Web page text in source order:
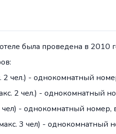
была проведена в 2010
2 чел.) - однокомнатный
2 чел.) - однокомнатный
- однокомнатный номер,
3 чел) - однокомнатный